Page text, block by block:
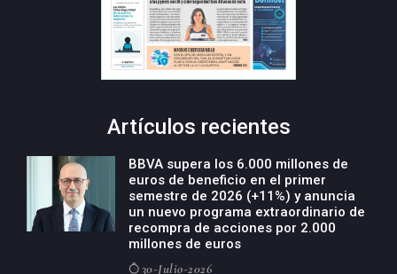
Artículos recientes
BBVA supera los 6.000 millones de
euros de beneficio en el primer
semestre de 2026 (+11%) y anuncia
un nuevo programa extraordinario de
recompra de acciones por 2.000
millones de euros
30-Julio-2026